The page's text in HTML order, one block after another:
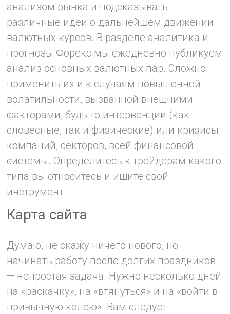
анализом рынка и подсказывать
различные идеи о дальнейшем движении
валютных курсов. В разделе аналитика и
прогнозы Форекс мы ежедневно публикуем
анализ основных валютных пар. Сложно
применить их и к случаям повышенной
волатильности, вызванной внешними
факторами, будь то интервенции (как
словесные, так и физические) или кризисы
компаний, секторов, всей финансовой
системы. Определитесь к трейдерам какого
типа вы относитесь и ищите свой
инструмент.
Карта сайта
Думаю, не скажу ничего нового, но
начинать работу после долгих праздников
— непростая задача. Нужно несколько дней
на «раскачку», на «втянуться» и на «войти в
привычную колею». Вам следует